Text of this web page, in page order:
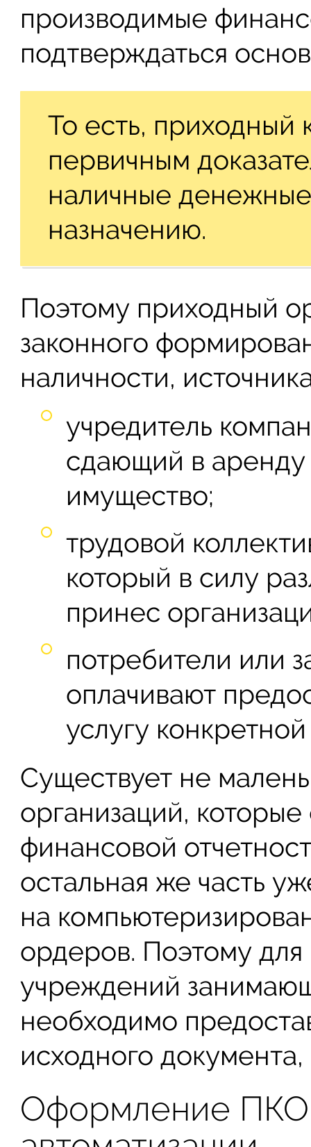
производимые
подтверждаться
То есть, приходный
первичным
наличные
назначению.
Поэтому приходный
законного
наличности,
учредитель
сдающий в
имущество;
трудовой
который в силу
принес
потребители или
оплачивают
услугу
Существует не
организаций,
финансовой
остальная же часть
на
ордеров. Поэтому для
учреждений
необходимо
исходного
Оформление